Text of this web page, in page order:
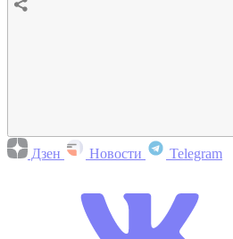
Дзен Новости Telegram